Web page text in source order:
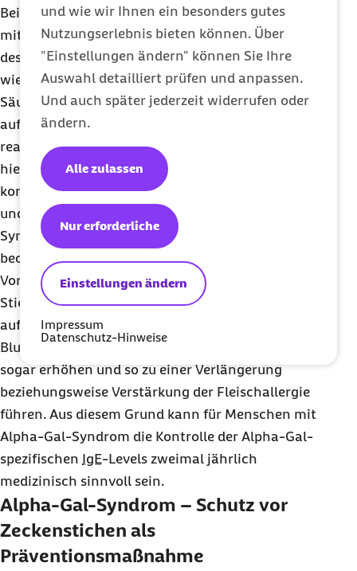
und wie wir Ihnen ein besonders gutes
Nutzungserlebnis bieten können. Über
"Einstellungen ändern" können Sie Ihre
Auswahl detailliert prüfen und anpassen.
Und auch später jederzeit widerrufen oder
ändern.
Einstellungen ändern
Nur erforderliche
Alle zulassen
Impressum
Datenschutz-Hinweise
Bei der überwiegenden Mehrzahl von Menschen
mit Alpha-Gal-Syndrom geht die Konzentration
des Alpha-Gal-spezifischenIgEim Blut mit der Zeit
wieder zurück, sodass sie wieder Fleisch von
Säugetieren in ihre Ernährungsgewohnheiten
aufnehmen können, ohne allergisch darauf zu
reagieren. Der zeitliche Rahmen unterscheidet sich
hierbei maßgeblich zwischen Betroffenen, jedoch
konnte ein Abfall derIgE-Konzentration im Blut
und damit verbunden eine Besserung der
Symptome schon nach drei bis sechs Monaten
beobachtet werden.
Voraussetzung dafür ist, dass sie keine weiteren
Stiche von Zecken erlitten haben, die Reaktionen
auf Alpha-Gal hervorrufen. Diese können die
Blutkonzentration des
sogar erhöhen und so zu einer Verlängerung
beziehungsweise Verstärkung der Fleischallergie
führen. Aus diesem Grund kann für Menschen mit
Alpha-Gal-Syndrom die Kontrolle der Alpha-Gal-
spezifischen IgE-Levels zweimal jährlich
medizinisch sinnvoll sein.
Alpha-Gal-Syndrom – Schutz vor
Zeckenstichen als
Präventionsmaßnahme